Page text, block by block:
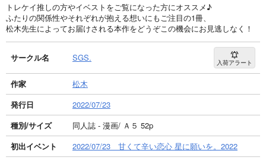
トレケイ推しの方やイベストをご覧になった方にオススメ♪
ふたりの関係性やそれぞれが抱える想いにもご注目の1冊、
松木先生によってお届けされる本作をどうぞこの機会にお見逃しなく！
サークル名 SGS. 入荷アラート
作家
松木
発行日
2022/07/23
種別/サイズ
同人誌 - 漫画/ Ａ５ 52p
初出イベント
2022/07/23 甘くて辛い恋心 星に願いを。2022